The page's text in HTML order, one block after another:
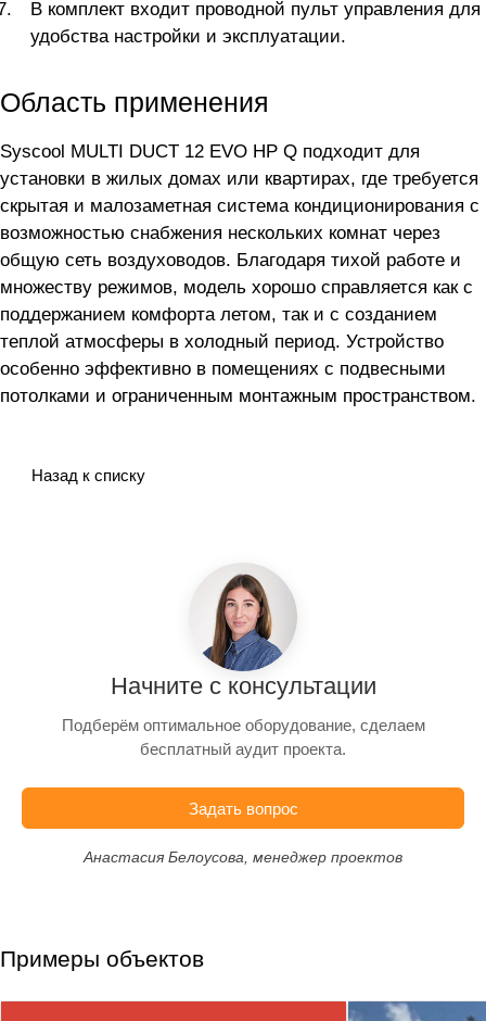
В комплект входит проводной пульт управления для
удобства настройки и эксплуатации.
Область применения
Syscool MULTI DUCT 12 EVO HP Q подходит для
установки в жилых домах или квартирах, где требуется
скрытая и малозаметная система кондиционирования с
возможностью снабжения нескольких комнат через
общую сеть воздуховодов. Благодаря тихой работе и
множеству режимов, модель хорошо справляется как с
поддержанием комфорта летом, так и с созданием
теплой атмосферы в холодный период. Устройство
особенно эффективно в помещениях с подвесными
потолками и ограниченным монтажным пространством.
Назад к списку
Начните с консультации
Подберём оптимальное оборудование, сделаем
бесплатный аудит проекта.
Задать вопрос
Анастасия Белоусова, менеджер проектов
Примеры объектов